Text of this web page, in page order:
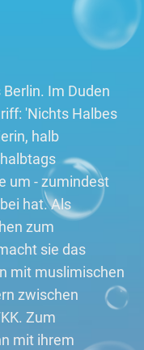
Im Duden
'Nichts Halbes
halb
um - zumindest
hat. Als
zum
sie das
mit muslimischen
zwischen
Zum
mit ihrem